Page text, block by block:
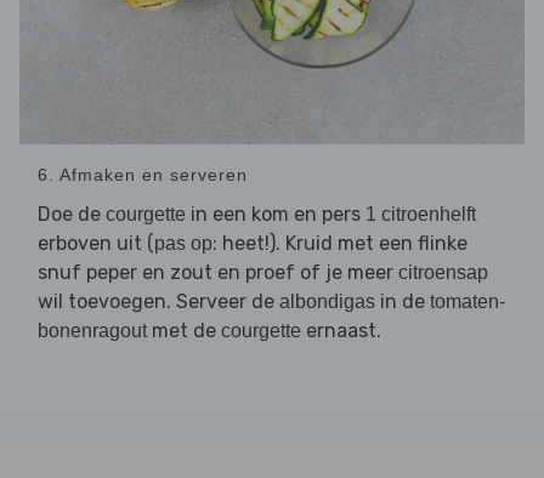
6. Afmaken en serveren
Doe de courgette in een kom en pers 1 citroenhelft
erboven uit ( pas op: heet!). Kruid met een flinke
snuf peper en zout en proef of je meer citroensap
wil toevoegen. Serveer de albondigas in de tomaten-
bonenragoutmet de courgette ernaast.